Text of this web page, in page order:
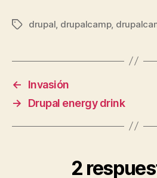
Etiquetas
drupal drupalcamp,
←
Invasión
→
Drupal energy drink
2